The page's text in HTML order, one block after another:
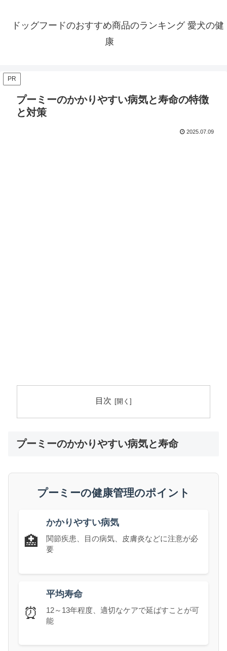
ドッグフードのおすすめ商品のランキング 愛犬の健
康
PR
プーミーのかかりやすい病気と寿命の特徴
と対策
2025.07.09
目次
プーミーのかかりやすい病気と寿命
プーミーの健康管理のポイント
🏥
かかりやすい病気
関節疾患、目の病気、皮膚炎などに注意が必
要
⏰
平均寿命
12～13年程度、適切なケアで延ばすことが可
能